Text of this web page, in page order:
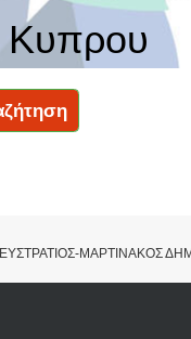
Κυπρου
ΜΑΡΤΙΝΑΚΟΣ